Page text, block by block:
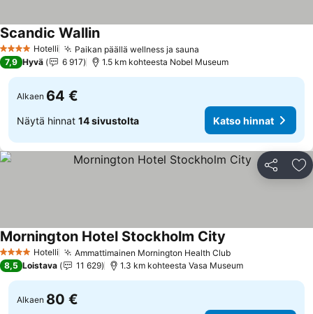
4 Tähtiluokitus
Hotelli Paikan päällä wellness ja sauna
Scandic Wallin
7,9 Hyvä 6 917 1.5 km kohteesta Nobel Museum
Alkaen 64 €
Näytä hinnat 14 sivustolta Katso hinnat
Jaa
4 Tähtiluokitus
Hotelli Ammattimainen Mornington Health Club
Mornington Hotel Stockholm City
8,5 Loistava 11 629 1.3 km kohteesta Vasa Museum
Alkaen 80 €